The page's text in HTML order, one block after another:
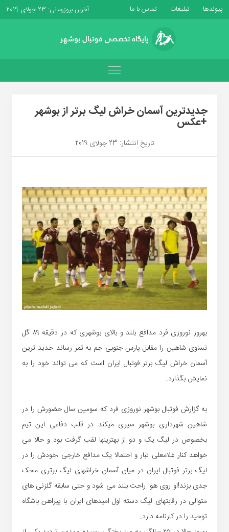
پیوندها تبلیغات تماس با ما آخرین بروزرسانی: 23 جولای 2019
جدیدترین آسمان خراش لیگ برتر از بوشهر
+عکس
تاریخ انتشار: 23 جولای 2019
بهروز نوروزی فرد مدافع بلند و بالای بوشهری که در دقیقه ۸۹ گل
تساوی شاهین را مقابل پارس جنوبی جم به ثمر رساند جدید ترین
آسمان خراش لیگ برتر فوتبال ایران است که می تواند خود را به
نمایش بگذارد.
به گزارش فوتبال بوشهر نوروزی فرد که سومین سال حضورش را در
شاهین شهرداری بوشهر سپری میکند در قلب دفاعی این تیم
بخصوص در لیگ یک و دو از بهترینها لقب گرفت بود و حالا می
خواهد کنار غلامعلی تبار و احتمالا یک مدافع خارجی ،خودش را در
لیگ برتر فوتبال ایران در میان آسمان خراشهای لیگ برتری محک
جدی بزند!او روی هوا راحت بلند می شود و حتی سابقه گلزنی های
متوالی در رقابتهای لیگ دسته اول امیدهای ایران با پیراهن باشگاه
توحید را در کارنامه دارد.